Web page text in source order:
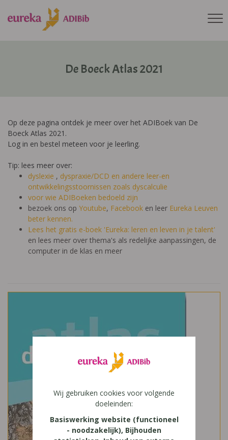
De Boeck Atlas 2021
Op deze pagina ontdek je meer over het ADIBoek van De
Boeck Atlas 2021.
Log in en bestel meteen voor je leerling.
Tip: lees meer over:
dyslexie , dyspraxie/DCD en andere leer-en
ontwikkelingsstoornissen zoals dyscalculie
voor wie ADIBoeken bedoeld zijn
bezoek ons op Youtube, Facebook en leer Eureka Leuven
beter kennen.
Lees het gratis e-boek 'Eureka: leren en leven in je talent'
en lees meer over thema's als redelijke aanpassingen, de
computer in de klas en meer
Wij gebruiken cookies voor volgende
doeleinden:
Basiswerking website (functioneel
- noodzakelijk), Bijhouden